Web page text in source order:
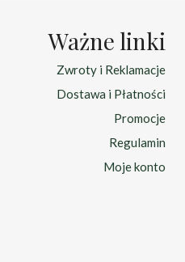
Ważne linki
Zwroty i Reklamacje
Dostawa i Płatności
Promocje
Regulamin
Moje konto